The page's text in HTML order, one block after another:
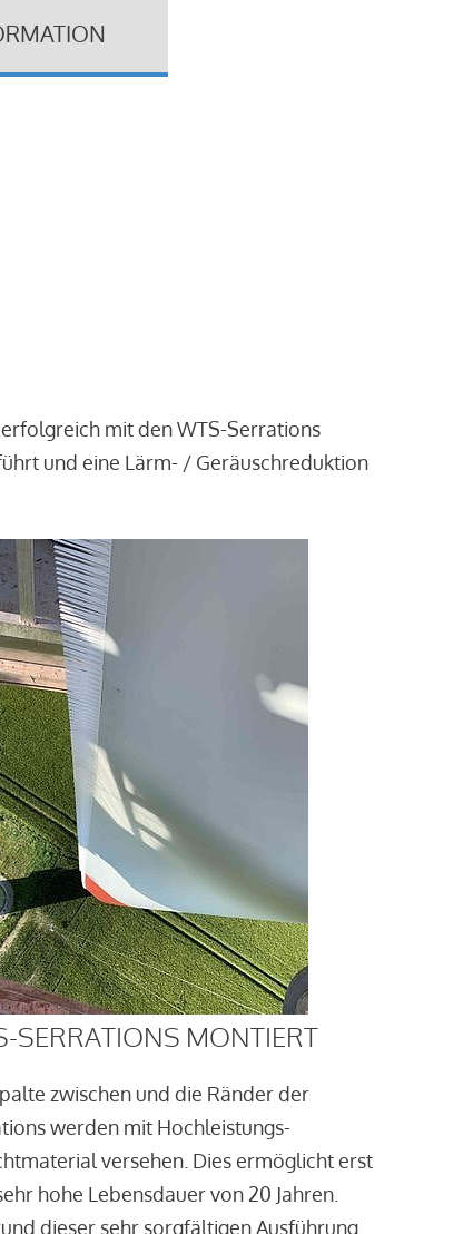
mit den WTS-Serrations
und eine Lärm- / Geräuschreduktion
SERRATIONS MONTIERT
zwischen und die Ränder der
werden mit Hochleistungs-
versehen. Dies ermöglicht erst
hohe Lebensdauer von 20 Jahren.
dieser sehr sorgfältigen Ausführung